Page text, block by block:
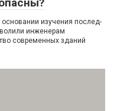
изучения послед­
инженерам
современных зданий